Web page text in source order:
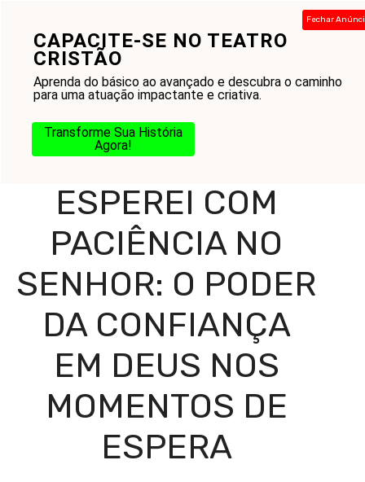
CAPACITE-SE NO TEATRO
CRISTÃO
Aprenda do básico ao avançado e descubra o caminho
para uma atuação impactante e criativa.
Transforme Sua História
Agora!
Fechar
conteúdo
Home-Blog-Reflexões Diárias-Mensagens
com Paciência no Senhor: O Poder da Confiança em Deus
nos Momentos de Espera
ESPEREI COM
PACIÊNCIA NO
SENHOR: O PODER
DA CONFIANÇA
EM DEUS NOS
MOMENTOS DE
ESPERA